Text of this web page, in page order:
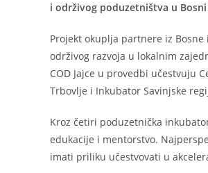
i održivog poduzetništva u
Projekt okuplja partnere iz
održivog razvoja u lokalnim
COD Jajce u provedbi učestvuju
Trbovlje i Inkubator Savinjske
Kroz četiri poduzetnička
edukacije i mentorstvo.
imati priliku učestvovati u